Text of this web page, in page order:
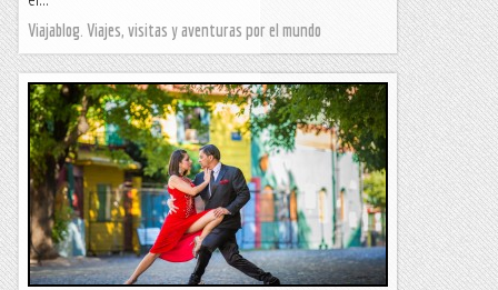
Viajablog. Viajes, visitas y aventuras por el mundo